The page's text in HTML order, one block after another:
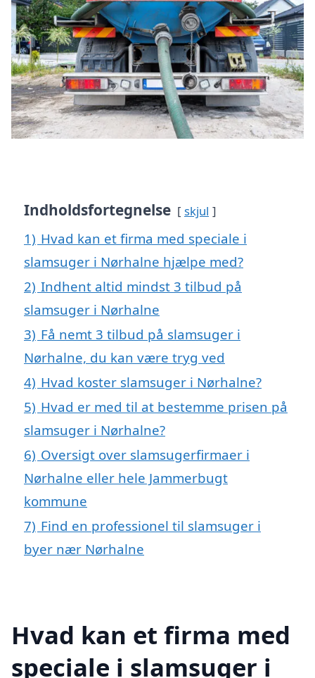
Indholdsfortegnelse skjul
1) Hvad kan et firma med speciale i
slamsuger i Nørhalne hjælpe med?
2) Indhent altid mindst 3 tilbud på
slamsuger i Nørhalne
3) Få nemt 3 tilbud på slamsuger i
Nørhalne, du kan være tryg ved
4) Hvad koster slamsuger i Nørhalne?
5) Hvad er med til at bestemme prisen på
slamsuger i Nørhalne?
6) Oversigt over slamsugerfirmaer i
Nørhalne eller hele Jammerbugt
kommune
7) Find en professionel til slamsuger i
byer nær Nørhalne
Hvad kan et firma med
speciale i slamsuger i